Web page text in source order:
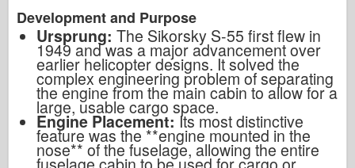
Development and Purpose
Ursprung: The Sikorsky S-55 first flew in
1949 and was a major advancement over
earlier helicopter designs. It solved the
complex engineering problem of separating
the engine from the main cabin to allow for a
large, usable cargo space.
Engine Placement: Its most distinctive
feature was the **engine mounted in the
nose** of the fuselage, allowing the entire